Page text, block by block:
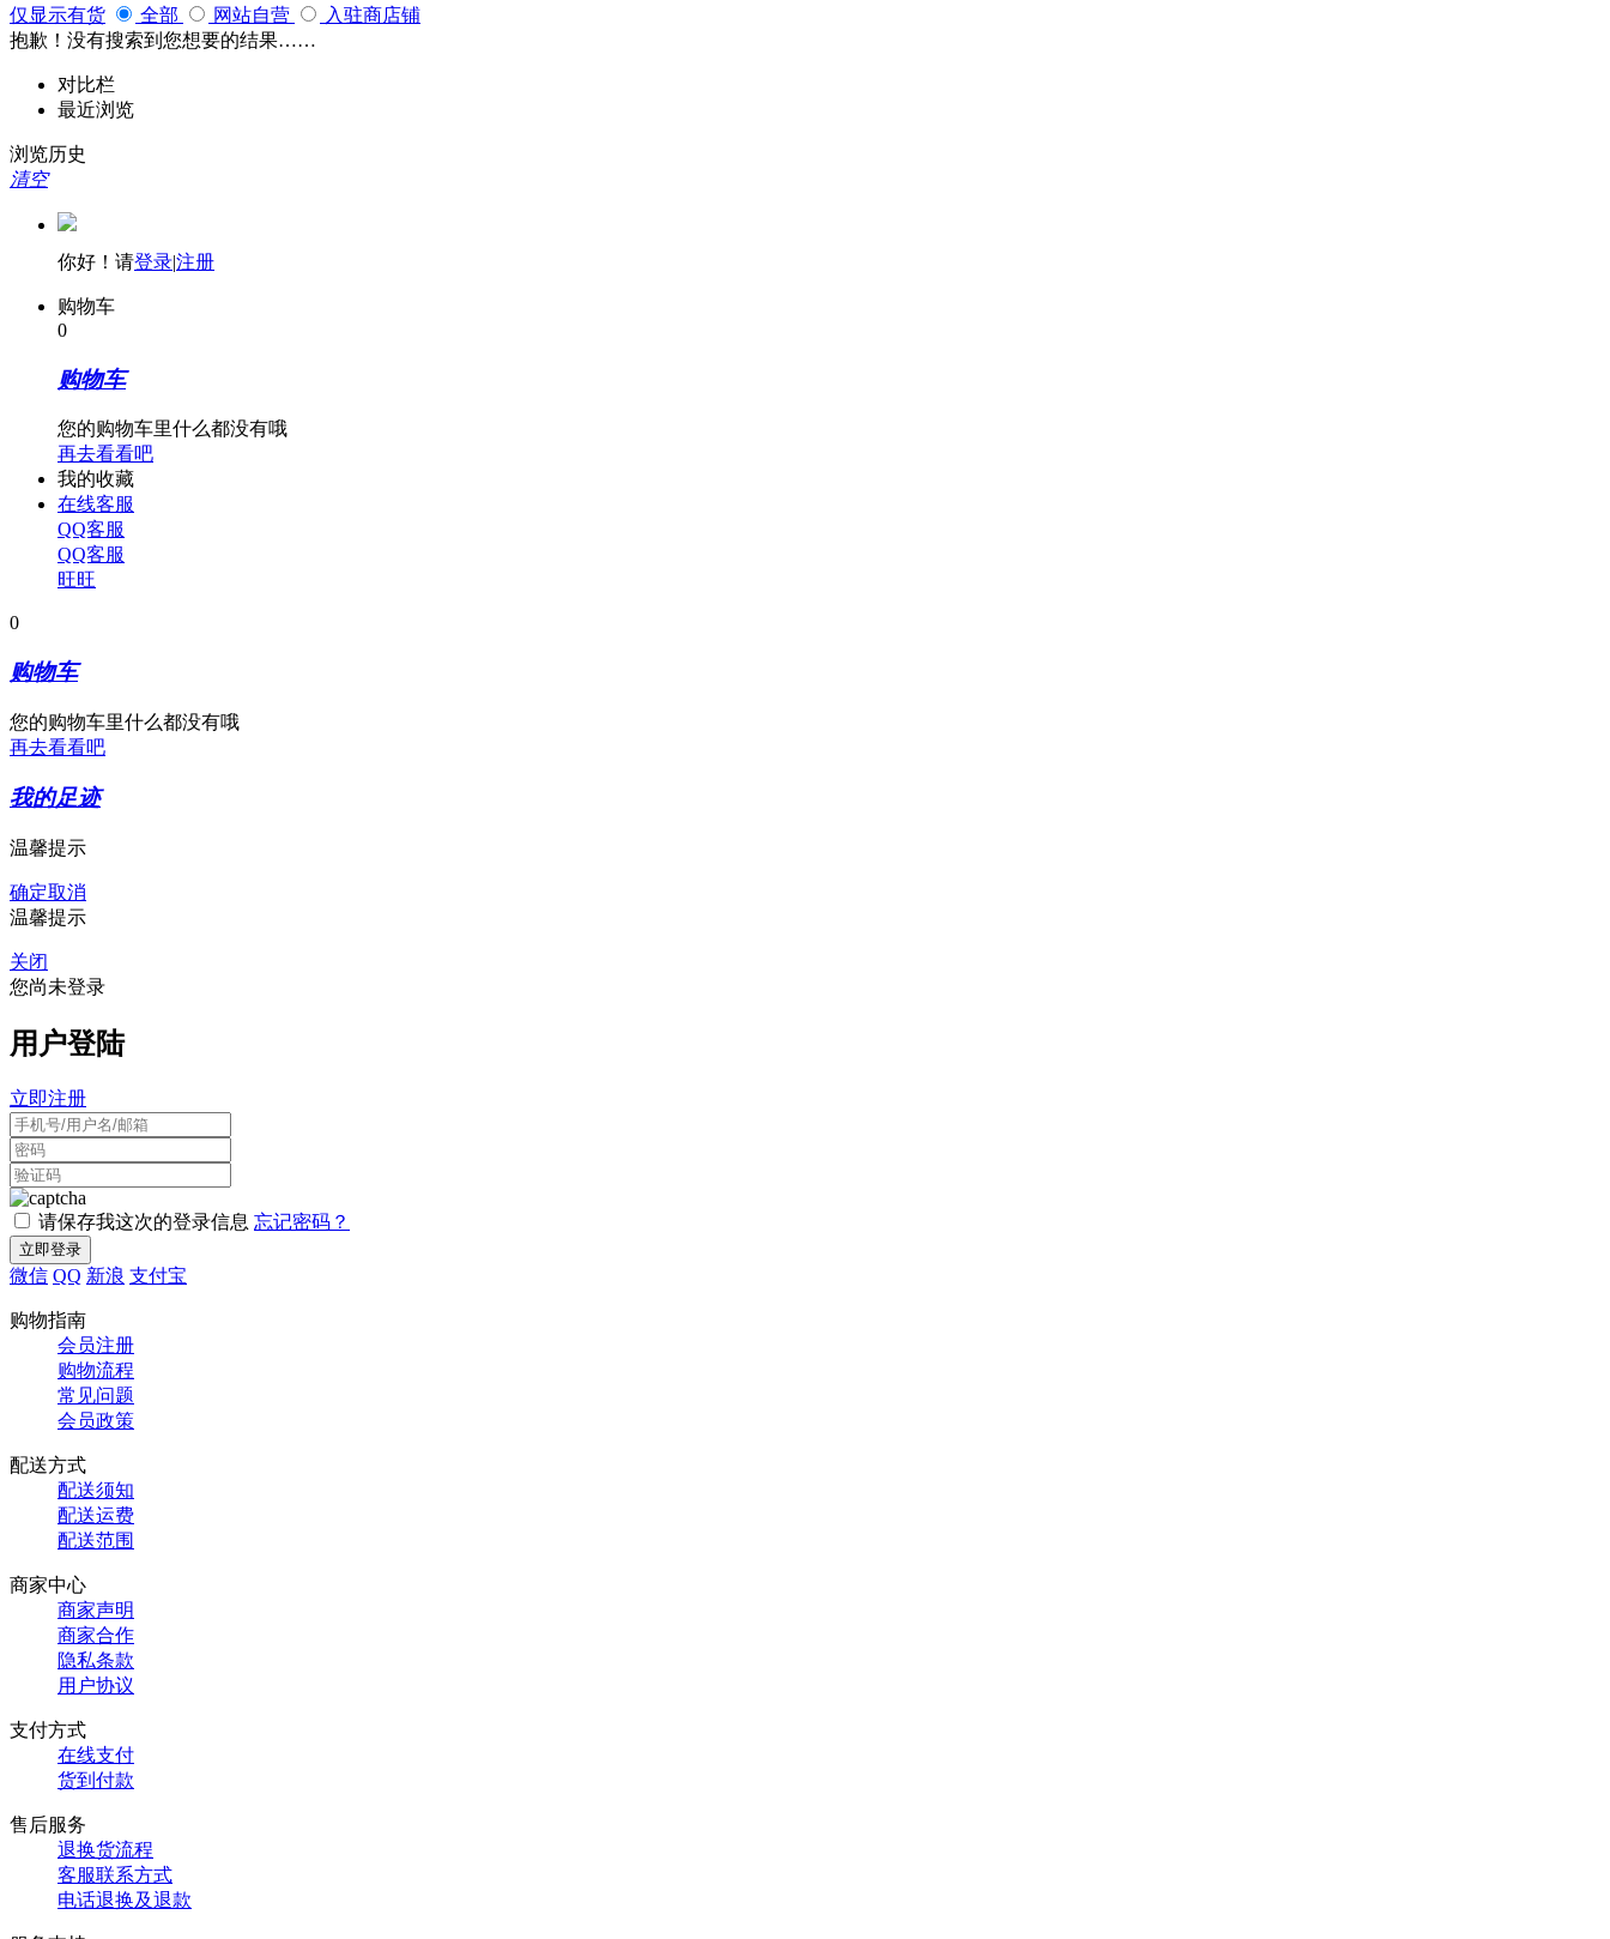
仅显示有货
全部 网站自营
入驻商店铺
抱歉！没有搜索到您想要的结果……
对比栏
最近浏览
浏览历史
清空
你好！请登录|注册
购物车
0
购物车
您的购物车里什么都没有哦
再去看看吧
我的收藏
在线客服
QQ客服
QQ客服
旺旺
0
购物车
您的购物车里什么都没有哦
再去看看吧
我的足迹
温馨提示
确定取消
温馨提示
关闭
您尚未登录
用户登陆
立即注册
请保存我这次的登录信息 忘记密码？
微信 QQ 新浪 支付宝
购物指南
会员注册
购物流程
常见问题
会员政策
配送方式
配送须知
配送运费
配送范围
商家中心
商家声明
商家合作
隐私条款
用户协议
支付方式
在线支付
货到付款
售后服务
退换货流程
客服联系方式
电话退换及退款